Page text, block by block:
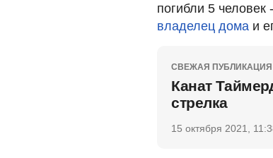
погибли 5
владелец дома и
СВЕЖАЯ ПУБЛИКАЦИЯ
Канат
стрелка
15 октября 2021,